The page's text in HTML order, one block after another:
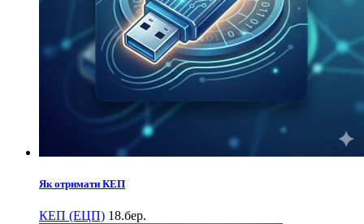
Як отримати КЕП
КЕП (ЕЦП) 18.бер.